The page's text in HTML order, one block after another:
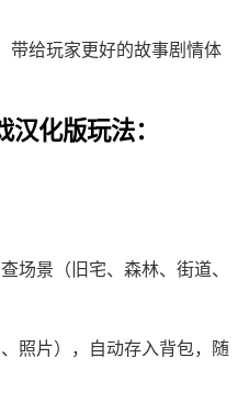
带给玩家更好的故事剧情体
化版玩法：
场景（旧宅、森林、街道、
照片），自动存入背包，随